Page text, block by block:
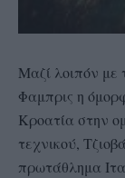
Μαζί λοιπόν
Φαμπρις η
Κροατία στην
τεχνικού,
πρωτάθλημα